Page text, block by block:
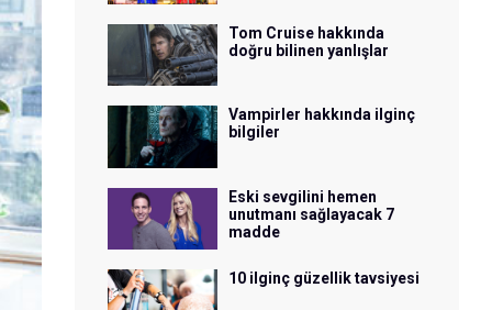
Tom Cruise hakkında
doğru bilinen yanlışlar
Vampirler hakkında ilginç
bilgiler
Eski sevgilini hemen
unutmanı sağlayacak 7
madde
10 ilginç güzellik tavsiyesi